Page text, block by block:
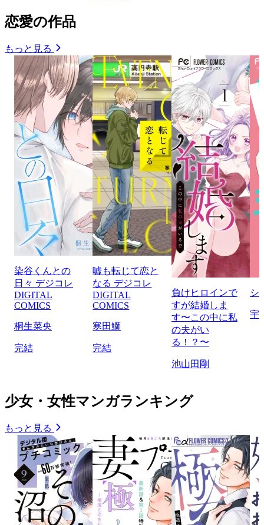
恋愛の作品
もっと見る
染谷くんとの
日々 デジコレ
DIGITAL
COMICS
桐生菜央
完結
嘘も転じて恋と
なる デジコレ
DIGITAL
COMICS
寒田鰤
完結
負けヒロインで
すが結婚しま
す〜この中に私
の夫がい
る！？〜
池山田剛
シ
宇
少女・女性マンガランキング
もっと見る